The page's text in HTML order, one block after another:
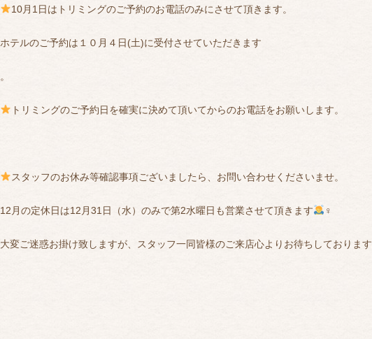
10月1日はトリミングのご予約のお電話のみにさせて頂きます。
ホテルのご予約は１０月４日(土)に受付させていただきます
。
トリミングのご予約日を確実に決めて頂いてからのお電話をお願いします。
スタッフのお休み等確認事項ございましたら、お問い合わせくださいませ。
12月の定休日は12月31日（水）のみで第2水曜日も営業させて頂きます ‍♀️
大変ご迷惑お掛け致しますが、スタッフ一同皆様のご来店心よりお待ちしております